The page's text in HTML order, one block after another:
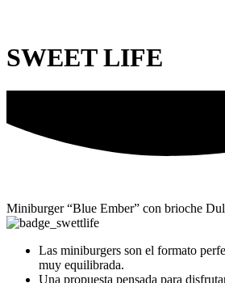
SWEET LIFE
Miniburger “Blue Ember” con brioche
Las miniburgers son el formato
muy equilibrada.
Una propuesta pensada para